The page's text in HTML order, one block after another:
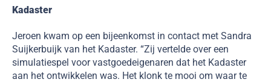
Kadaster
Jeroen kwam op een bijeenkomst in contact met Sandra
Suijkerbuijk van het Kadaster. “Zij vertelde over een
simulatiespel voor vastgoedeigenaren dat het Kadaster
aan het ontwikkelen was. Het klonk te mooi om waar te